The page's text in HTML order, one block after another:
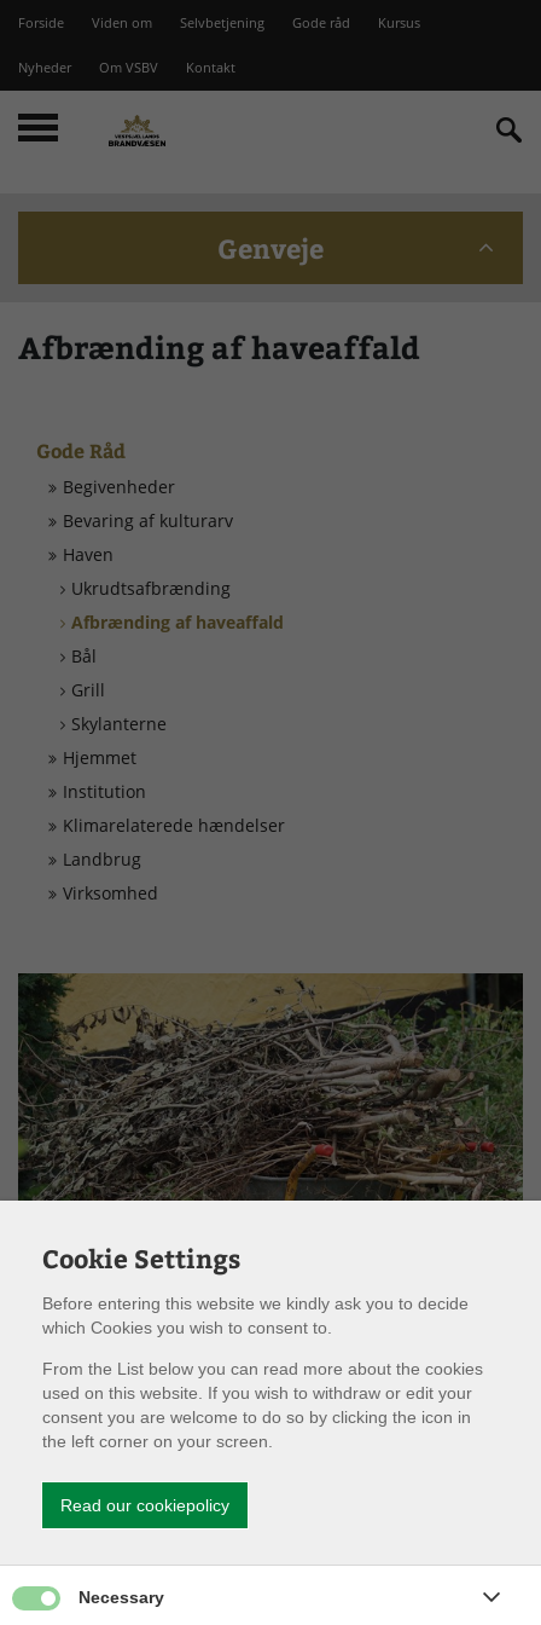
Forside Viden om Selvbetjening Gode råd Kursus
Nyheder Om VSBV Kontakt
Genveje
Beredskabskommission
Brandstationer
Døgnrapport
EAN nummer
Fyrværkeri
Kontakt
Kurser
Ledige Stillinger
Skorsten
Tilslutning af alarmer
Afbrænding af haveaffald
Gode Råd
Begivenheder
Bevaring af kulturarv
Haven
Ukrudtsafbrænding
Afbrænding af haveaffald
Bål
Grill
Skylanterne
Hjemmet
Institution
Klimarelaterede hændelser
Landbrug
Virksomhed
Afbrænding af haveaffald er reguleret i
affaldsbekendtgørelsen og myndigheden ligger ved
kommunernes miljøafdelinger.
Det er siden 2021 ikke længere lovligt at afbrænde haveaffald,
da det fremgår af afbrændingsbekendtgørelsens §§ 50 og 51
at alt forbrændingsegnet affald skal bortskaffes på dertil
dette.
Cookie Settings
Before entering this website we kindly ask you to decide
which Cookies you wish to consent to.
From the List below you can read more about the cookies
used on this website. If you wish to withdraw or edit your
consent you are welcome to do so by clicking the icon in
the left corner on your screen.
Read our cookiepolicy
Necessary
Give permission for Necessary cookies